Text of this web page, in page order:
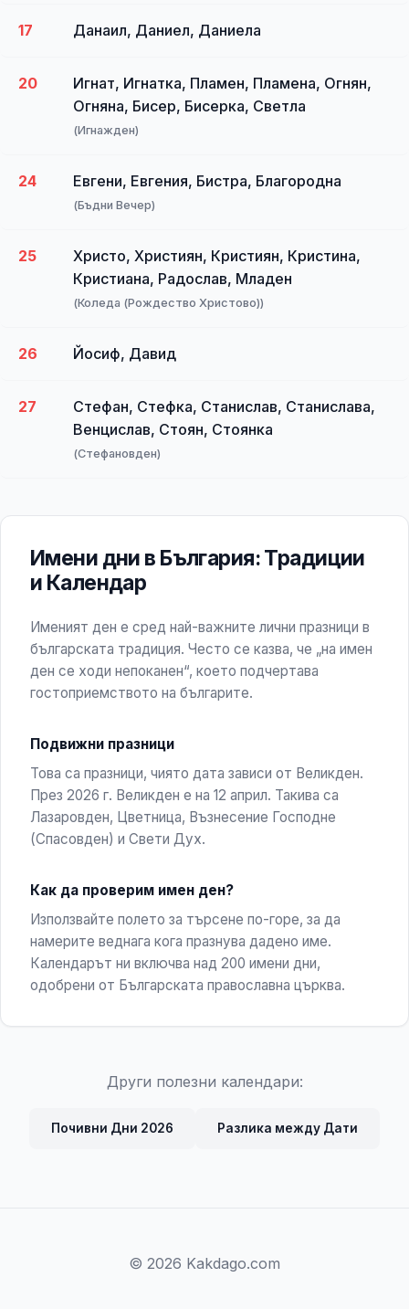
17 Данаил, Даниел, Даниела
20
Игнат, Игнатка, Пламен, Пламена, Огнян,
Огняна, Бисер, Бисерка, Светла
(Игнажден)
24 Евгени, Евгения, Бистра, Благородна
(Бъдни Вечер)
25
Христо, Християн, Кристиян, Кристина,
Кристиана, Радослав, Младен
(Коледа (Рождество Христово))
26 Йосиф, Давид
27
Стефан, Стефка, Станислав, Станислава,
Венцислав, Стоян, Стоянка
(Стефановден)
Имени дни в България: Традиции
и Календар
Именият ден е сред най-важните лични празници в
българската традиция. Често се казва, че „на имен
ден се ходи непоканен“, което подчертава
гостоприемството на българите.
Подвижни празници
Това са празници, чиято дата зависи от Великден.
През 2026 г. Великден е на 12 април. Такива са
Лазаровден, Цветница, Възнесение Господне
(Спасовден) и Свети Дух.
Как да проверим имен ден?
Използвайте полето за търсене по-горе, за да
намерите веднага кога празнува дадено име.
Календарът ни включва над 200 имени дни,
одобрени от Българската православна църква.
Други полезни календари:
Почивни Дни 2026 Разлика между Дати
© 2026 Kakdago.com